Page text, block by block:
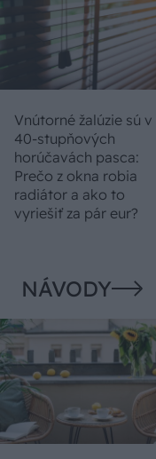
Vnútorné žalúzie sú v
40-stupňových
horúčavách pasca:
Prečo z okna robia
radiátor a ako to
vyriešiť za pár eur?
NÁVODY